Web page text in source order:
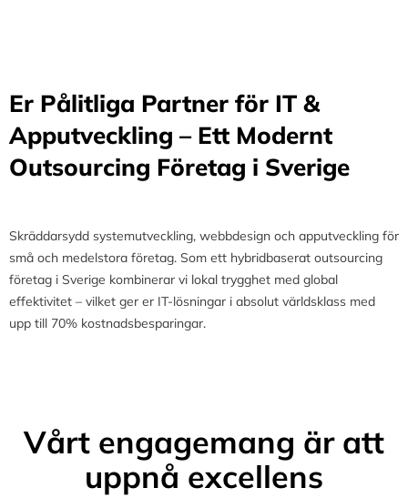
Er Pålitliga Partner för IT &
Apputveckling – Ett Modernt
Outsourcing Företag i Sverige
Skräddarsydd systemutveckling, webbdesign och apputveckling för
små och medelstora företag. Som ett hybridbaserat outsourcing
företag i Sverige kombinerar vi lokal trygghet med global
effektivitet – vilket ger er IT-lösningar i absolut världsklass med
upp till 70% kostnadsbesparingar.
Vårt engagemang är att
uppnå excellens